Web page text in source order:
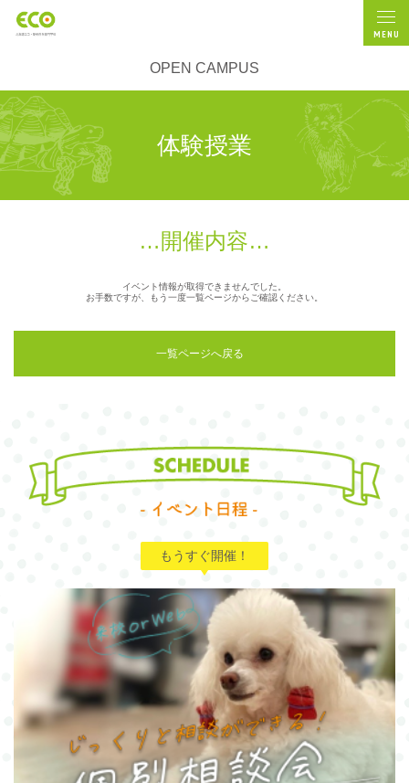
MENU
OPEN CAMPUS
体験授業
開催内容
イベント情報が取得できませんでした。
お手数ですが、もう一度一覧ページからご確認ください。
一覧ページへ戻る
もうすぐ開催！